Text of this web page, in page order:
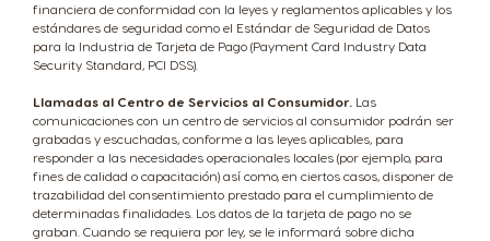
financiera de conformidad con la leyes y reglamentos aplicables y los
estándares de seguridad como el Estándar de Seguridad de Datos
para la Industria de Tarjeta de Pago (Payment Card Industry Data
Security Standard, PCI DSS).
Llamadas al Centro de Servicios al Consumidor. Las
comunicaciones con un centro de servicios al consumidor podrán ser
grabadas y escuchadas, conforme a las leyes aplicables, para
responder a las necesidades operacionales locales (por ejemplo, para
fines de calidad o capacitación) así como, en ciertos casos, disponer de
trazabilidad del consentimiento prestado para el cumplimiento de
determinadas finalidades. Los datos de la tarjeta de pago no se
graban. Cuando se requiera por ley, se le informará sobre dicha